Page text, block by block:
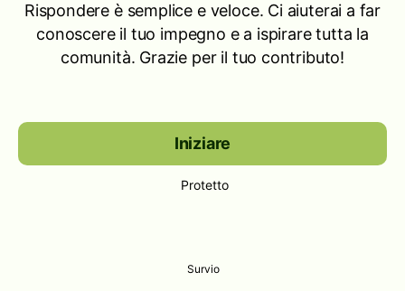
Rispondere è semplice e veloce. Ci aiuterai a far
conoscere il tuo impegno e a ispirare tutta la
comunità. Grazie per il tuo contributo!
Iniziare
Protetto
Survio